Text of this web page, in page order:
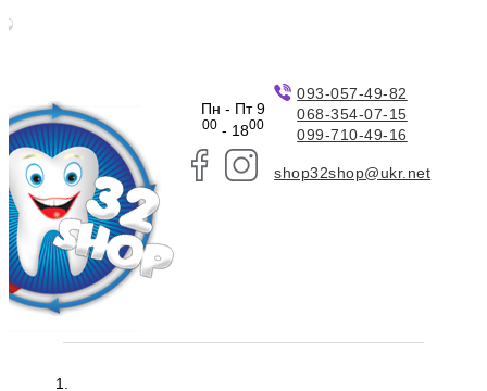
Пн - Пт 9
00- 1800
093-057-49-82
068-354-07-15
099-710-49-16
shop32shop@ukr.net